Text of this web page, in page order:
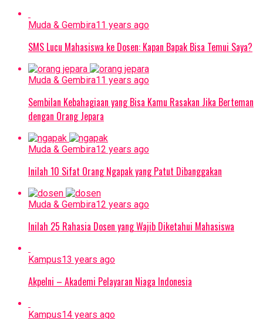
Muda & Gembira11 years ago
SMS Lucu Mahasiswa ke Dosen: Kapan Bapak Bisa Temui Saya?
Muda & Gembira11 years ago
Sembilan Kebahagiaan yang Bisa Kamu Rasakan Jika Berteman
dengan Orang Jepara
Muda & Gembira12 years ago
Inilah 10 Sifat Orang Ngapak yang Patut Dibanggakan
Muda & Gembira12 years ago
Inilah 25 Rahasia Dosen yang Wajib Diketahui Mahasiswa
Kampus13 years ago
Akpelni – Akademi Pelayaran Niaga Indonesia
Kampus14 years ago